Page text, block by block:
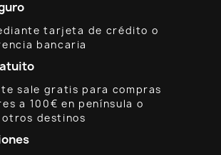
tarjeta de crédito o
bancaria
te sale gratis para compras
a 100€ en península o
otros destinos